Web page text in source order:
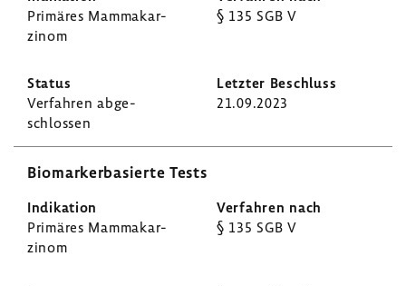
Primäres Mamma­kar­
zinom
§ 135 SGB V
Verfahren abge­
schlossen
21.09.2023
Biomar­ker­ba­sierte Tests
Primäres Mamma­kar­
zinom
§ 135 SGB V